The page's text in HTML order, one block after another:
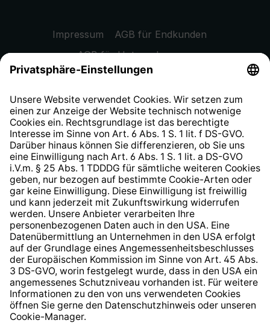
Impressum
AGB für Endkunden
AGB für Unternehmen
Datenschutzhinweis
Widerrufsrecht
Hinweisgeberschutzsystem
Barrierefreiheit
* Alle Preise inkl. gesetzl. Mehrwertsteuer zzgl.